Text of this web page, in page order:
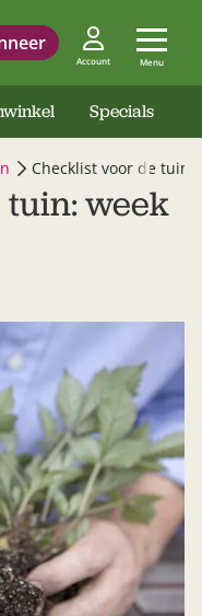
Account Menu
Specials
Checklist voor de tuin:
week